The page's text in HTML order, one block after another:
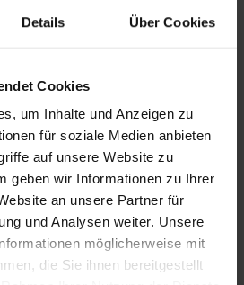
Details Über Cookies
Cookies
um Inhalte und Anzeigen zu
für soziale Medien anbieten
auf unsere Website zu
geben wir Informationen zu Ihrer
an unsere Partner für
und Analysen weiter. Unsere
möglicherweise mit
die Sie ihnen bereitgestellt
AT lizenziert für Neubauten und